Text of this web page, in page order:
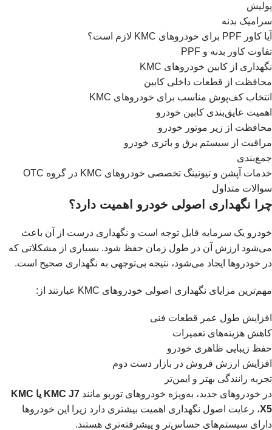
پولیش
سرامیک بدنه
آیا کاور PPF برای خودروهای KMC لازم است؟
تفاوت کاور بدنه و PPF
نگهداری از کابین خودروهای KMC
محافظت از قطعات داخلی کابین
انتخاب کف‌پوش مناسب برای خودروهای KMC
اهمیت عایق‌بندی کابین خودرو
محافظت از زیر موتور خودرو
مراقبت از سیستم برق و باتری خودرو
جمع‌بندی
خدمات آپشن و تیونینگ تخصصی خودروهای KMC در گروه OTC
سوالات متداول
چرا نگهداری اصولی خودرو اهمیت دارد؟
خودرو یک سرمایه قابل توجه است و نگهداری درست از آن باعث
می‌شود ارزش آن در طول زمان حفظ شود. بسیاری از مشکلاتی که
در خودروها ایجاد می‌شود، نتیجه بی‌توجهی به نگهداری صحیح است.
مهم‌ترین مزایای نگهداری اصولی خودروهای KMC عبارتند از:
افزایش طول عمر قطعات فنی
کاهش هزینه‌های تعمیرات
حفظ زیبایی ظاهری خودرو
افزایش ارزش فروش در بازار دست دوم
تجربه رانندگی بهتر و ایمن‌تر
در خودروهای جدید، به‌ویژه خودروهای توربو مانند
KMC J7 یا KMC
X5، رعایت اصول نگهداری اهمیت بیشتری دارد زیرا این خودروها
دارای سیستم‌های حساس‌تر و پیشرفته‌تری هستند.